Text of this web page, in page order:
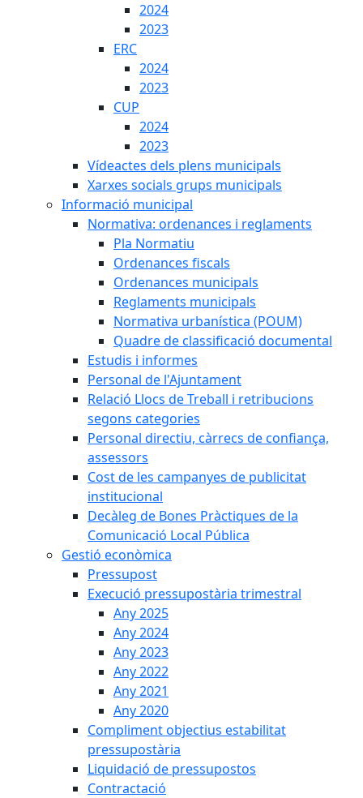
2024
2023
ERC
2024
2023
CUP
2024
2023
Vídeactes dels plens municipals
Xarxes socials grups municipals
Informació municipal
Normativa: ordenances i reglaments
Pla Normatiu
Ordenances fiscals
Ordenances municipals
Reglaments municipals
Normativa urbanística (POUM)
Quadre de classificació documental
Estudis i informes
Personal de l'Ajuntament
Relació Llocs de Treball i retribucions
segons categories
Personal directiu, càrrecs de confiança,
assessors
Cost de les campanyes de publicitat
institucional
Decàleg de Bones Pràctiques de la
Comunicació Local Pública
Gestió econòmica
Pressupost
Execució pressupostària trimestral
Any 2025
Any 2024
Any 2023
Any 2022
Any 2021
Any 2020
Compliment objectius estabilitat
pressupostària
Liquidació de pressupostos
Contractació